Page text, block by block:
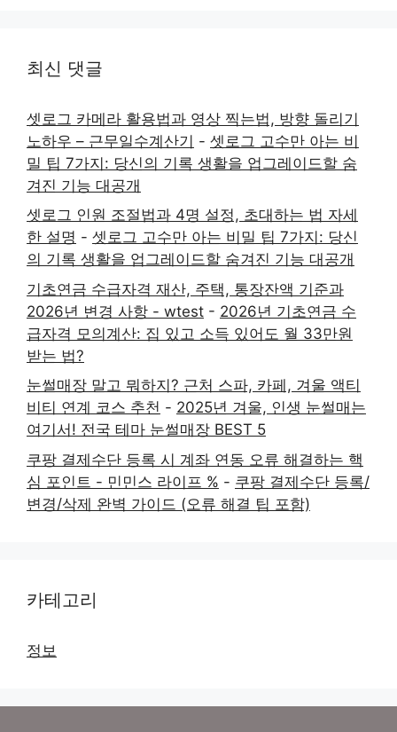
최신 댓글
셋로그 카메라 활용법과 영상 찍는법, 방향 돌리기
노하우 – 근무일수계산기 - 셋로그 고수만 아는 비
밀 팁 7가지: 당신의 기록 생활을 업그레이드할 숨
겨진 기능 대공개
셋로그 인원 조절법과 4명 설정, 초대하는 법 자세
한 설명 - 셋로그 고수만 아는 비밀 팁 7가지: 당신
의 기록 생활을 업그레이드할 숨겨진 기능 대공개
기초연금 수급자격 재산, 주택, 통장잔액 기준과
2026년 변경 사항 - wtest - 2026년 기초연금 수
급자격 모의계산: 집 있고 소득 있어도 월 33만원
받는 법?
눈썰매장 말고 뭐하지? 근처 스파, 카페, 겨울 액티
비티 연계 코스 추천 - 2025년 겨울, 인생 눈썰매는
여기서! 전국 테마 눈썰매장 BEST 5
쿠팡 결제수단 등록 시 계좌 연동 오류 해결하는 핵
심 포인트 - 민민스 라이프 % - 쿠팡 결제수단 등록/
변경/삭제 완벽 가이드 (오류 해결 팁 포함)
카테고리
정보